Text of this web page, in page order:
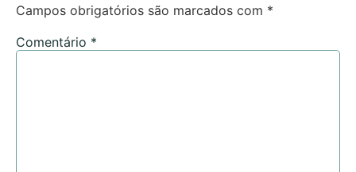
Campos obrigatórios são marcados com *
Comentário *